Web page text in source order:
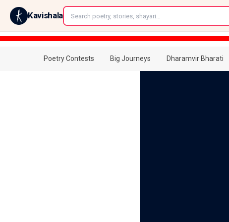
Kavishala
Poetry Contests Big Journeys Dharamvir Bharati